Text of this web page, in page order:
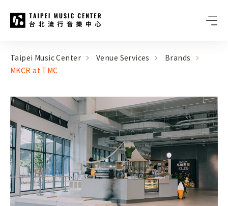
:::
Taipei Music Center Venue Services
Brands
MKCR at TMC